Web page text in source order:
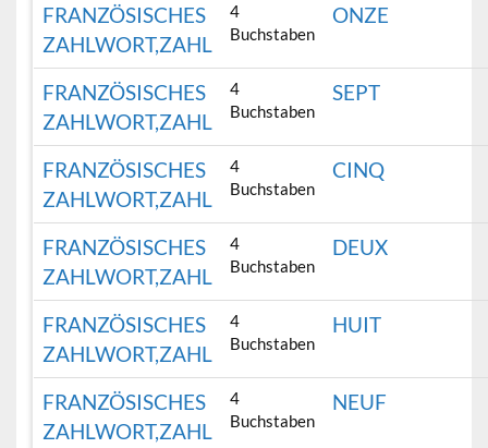
FRANZÖSISCHES
ZAHLWORT,ZAHL
4
Buchstaben
ONZE
FRANZÖSISCHES
ZAHLWORT,ZAHL
4
Buchstaben
SEPT
FRANZÖSISCHES
ZAHLWORT,ZAHL
4
Buchstaben
CINQ
FRANZÖSISCHES
ZAHLWORT,ZAHL
4
Buchstaben
DEUX
FRANZÖSISCHES
ZAHLWORT,ZAHL
4
Buchstaben
HUIT
FRANZÖSISCHES
ZAHLWORT,ZAHL
4
Buchstaben
NEUF